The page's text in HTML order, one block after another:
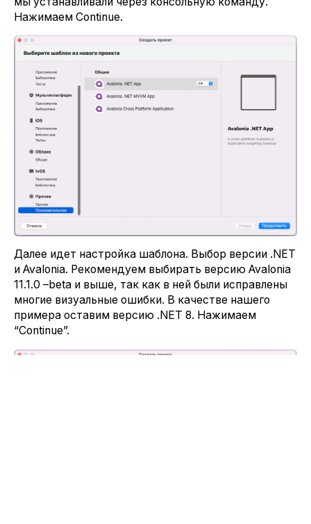
Нажимаем Continue.
Далее идет настройка шаблона. Выбор версии .NET
и Avalonia. Рекомендуем выбирать версию Avalonia
11.1.0 –beta и выше, так как в ней были исправлены
многие визуальные ошибки. В качестве нашего
примера оставим версию .NET 8. Нажимаем
“Continue”.